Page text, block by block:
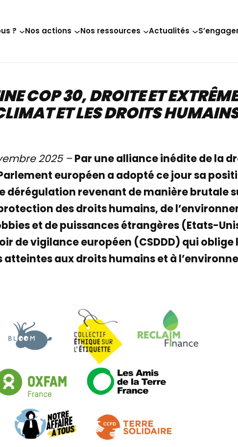
? Nos actions Nos ressources Actualités
COP 30, DROITE ET
ET LES DROITS
2025 –Par une alliance inédite de la
européen a adopté ce jour sa
dérégulation revenant de manière brutale
des droits humains, de
et de puissances étrangères (Etats-
de vigilance européen (CSDDD) qui oblige
aux droits humains et à